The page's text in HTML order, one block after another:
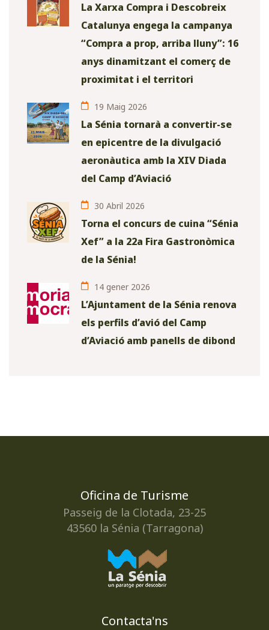
La Xarxa Compra i Descobreix
Catalunya engega la campanya
“Compra a prop, arriba lluny”: 16
anys dinamitzant el comerç de
proximitat i el territori
19 Maig 2026
La Sénia tornarà a convertir-se
en epicentre de la divulgació
aeronàutica amb la XIV Diada
del Camp d’Aviació
30 Abril 2026
Torna el concurs de cuina “Sénia
Xef” a la 22a Fira Gastronòmica
de la Sénia!
14 gener 2026
L’Ajuntament de la Sénia renova
els perfils d’avió del Camp
d’Aviació amb panells de dibond
Oficina de Turisme
Passeig de la Clotada, 23-25
43560 la Sénia (Tarragona)
Contacta'ns